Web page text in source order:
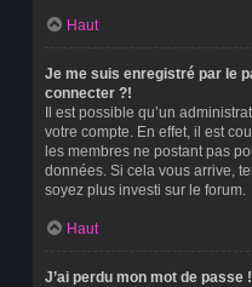
Haut
Je me suis enregistré par le
connecter ?!
Il est possible qu’un
votre compte. En effet, il est
les membres ne postant pas
données. Si cela vous arrive,
soyez plus investi sur le forum.
Haut
J’ai perdu mon mot de passe !